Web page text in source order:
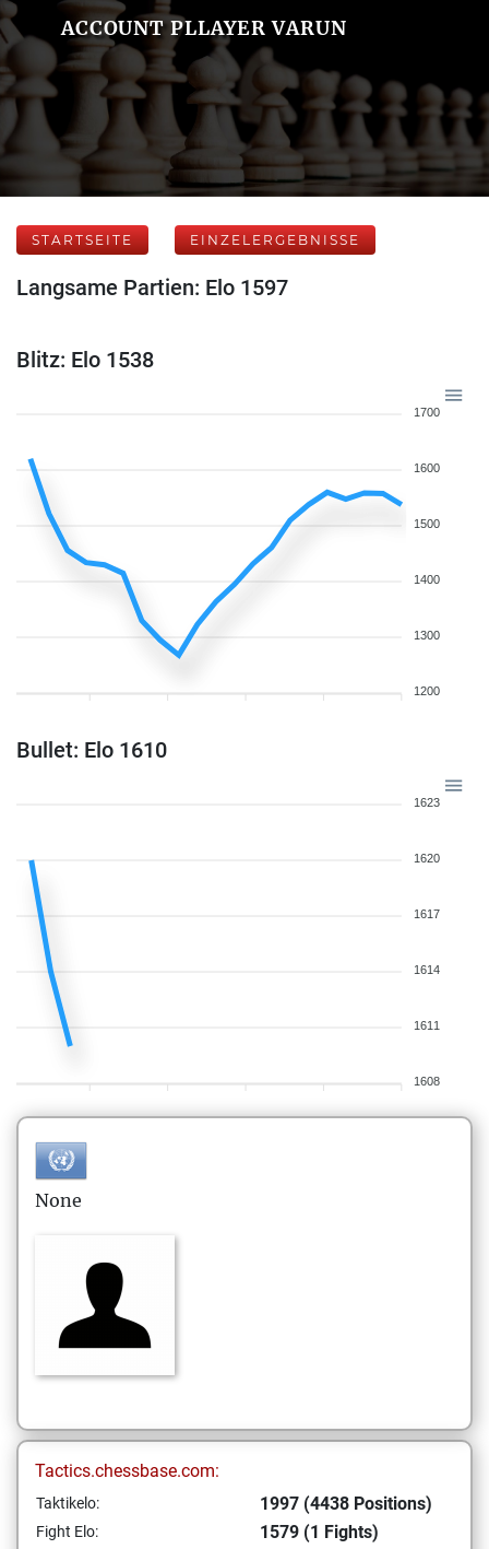
ACCOUNT PLLAYER VARUN
STARTSEITE EINZELERGEBNISSE
Langsame Partien: Elo 1597
Blitz: Elo 1538
1700
1600
1500
1400
1300
1200
Bullet: Elo 1610
1623
1620
1617
1614
1611
1608
None
Tactics.chessbase.com:
Taktikelo: 1997 (4438 Positions)
Fight Elo: 1579 (1 Fights)